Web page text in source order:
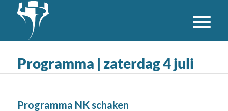
Programma | zaterdag 4 juli
Programma NK schaken